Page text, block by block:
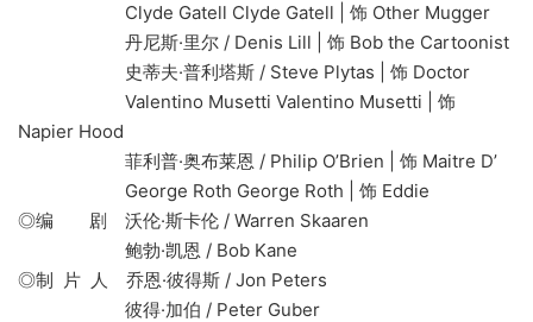
Clyde Gatell Clyde Gatell | 饰 Other Mugger
丹尼斯·里尔 / Denis Lill | 饰 Bob the Cartoonist
史蒂夫·普利塔斯 / Steve Plytas | 饰 Doctor
Valentino Musetti Valentino Musetti | 饰
Napier Hood
菲利普·奥布莱恩 / Philip O’Brien | 饰 Maitre D’
George Roth George Roth | 饰 Eddie
◎编 剧 沃伦·斯卡伦 / Warren Skaaren
鲍勃·凯恩 / Bob Kane
◎制 片 人 乔恩·彼得斯 / Jon Peters
彼得·加伯 / Peter Guber